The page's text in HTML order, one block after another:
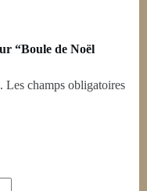
“Boule de Noël
Les champs obligatoires